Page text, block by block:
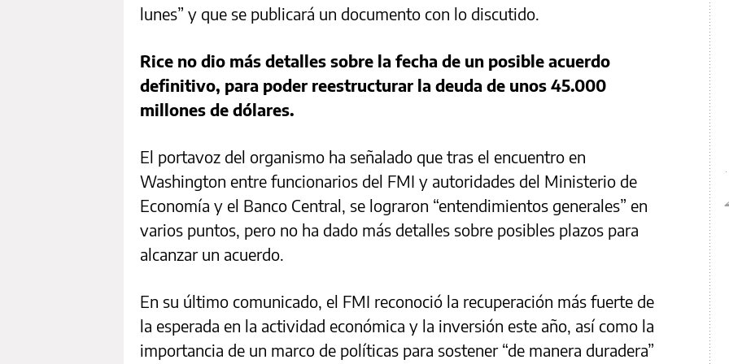
lunes” y que se publicará un documento con lo discutido.
Rice no dio más detalles sobre la fecha de un posible acuerdo
definitivo, para poder reestructurar la deuda de unos 45.000
millones de dólares.
El portavoz del organismo ha señalado que tras el encuentro en
Washington entre funcionarios del FMI y autoridades del Ministerio de
Economía y el Banco Central, se lograron “entendimientos generales” en
varios puntos, pero no ha dado más detalles sobre posibles plazos para
alcanzar un acuerdo.
En su último comunicado, el FMI reconoció la recuperación más fuerte de
la esperada en la actividad económica y la inversión este año, así como la
importancia de un marco de políticas para sostener “de manera duradera”